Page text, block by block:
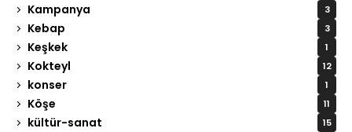
Kampanya 3
Kebap 3
Keşkek 1
Kokteyl 12
konser 1
Köşe 11
kültür-sanat 15